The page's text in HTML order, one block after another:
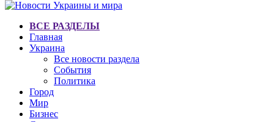
ВСЕ РАЗДЕЛЫ
Главная
Украина
Все новости раздела
События
Политика
Город
Мир
Бизнес